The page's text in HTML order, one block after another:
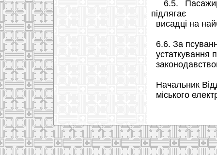
6.5.
підлягає
висадці на
6.6. За
устаткування
Начальник
міського